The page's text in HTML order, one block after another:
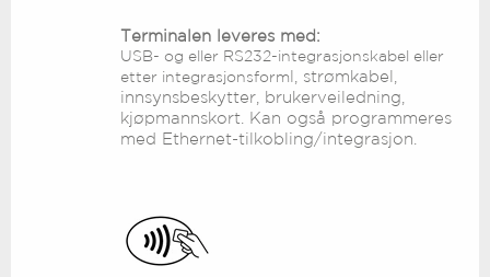
Terminalen leveres med:
USB- og eller RS232-integrasjonskabel eller
etter integrasjonsforml, strømkabel,
innsynsbeskytter, brukerveiledning,
kjøpmannskort. Kan også programmeres
med Ethernet-tilkobling/integrasjon.